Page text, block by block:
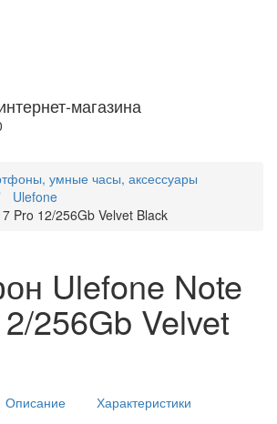
магазина
умные часы, аксессуары
Ulefone
Pro 12/256Gb Velvet Black
Ulefone Note
256Gb Velvet
Описание Характеристики